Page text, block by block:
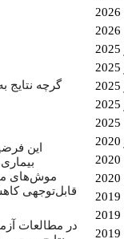
گرچه نتایج
این
موش‌های
قابل‌توجهی
در مطالعات